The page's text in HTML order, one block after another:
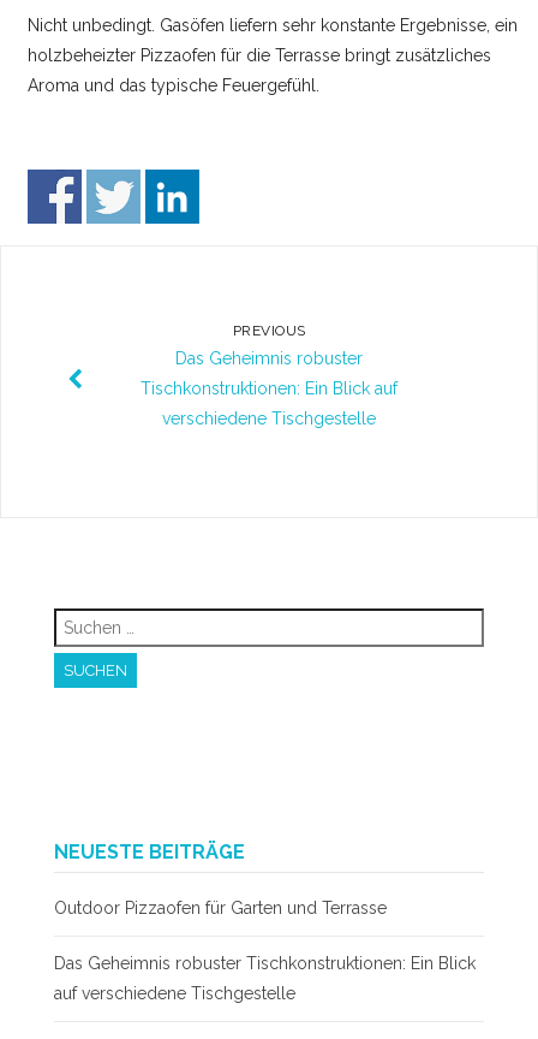
Nicht unbedingt. Gasöfen liefern sehr konstante Ergebnisse, ein
holzbeheizter Pizzaofen für die Terrasse bringt zusätzliches
Aroma und das typische Feuergefühl.
PREVIOUS
Das Geheimnis robuster
Tischkonstruktionen: Ein Blick auf
verschiedene Tischgestelle
Suchen
nach:
NEUESTE BEITRÄGE
Outdoor Pizzaofen für Garten und Terrasse
Das Geheimnis robuster Tischkonstruktionen: Ein Blick
auf verschiedene Tischgestelle